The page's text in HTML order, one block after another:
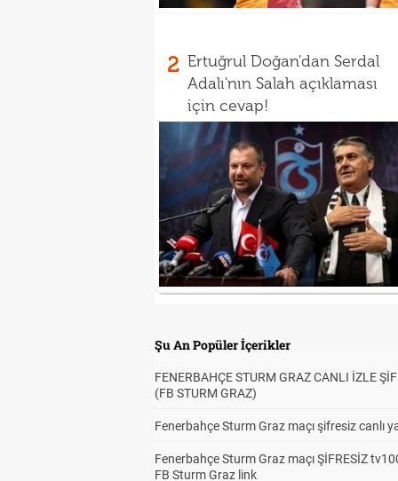
2 Ertuğrul Doğan'dan Serdal
Adalı'nın Salah açıklaması
için cevap!
Şu An Popüler İçerikler
FENERBAHÇE STURM GRAZ CANLI İZLE
(FB STURM GRAZ)
Fenerbahçe Sturm Graz maçı şifresiz canlı
Fenerbahçe Sturm Graz maçı ŞİFRESİZ
FB Sturm Graz link